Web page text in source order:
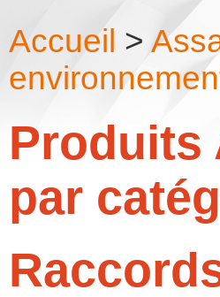
Accueil >
Produits
par